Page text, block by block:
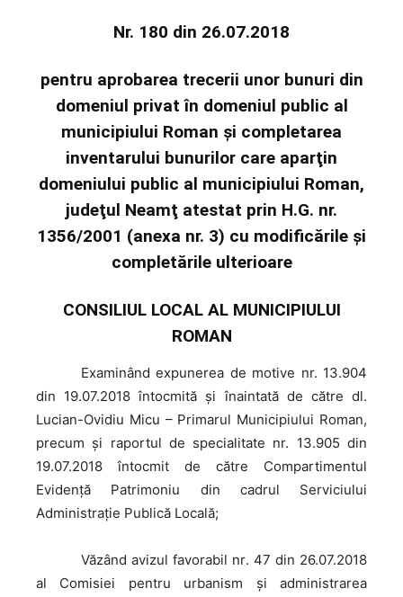
Nr. 180 din 26.07.2018
pentru aprobarea trecerii unor bunuri din
domeniul privat în domeniul public al
municipiului Roman şi completarea
inventarului bunurilor care aparţin
domeniului public al municipiului Roman,
judeţul Neamţ atestat prin H.G. nr.
1356/2001 (anexa nr. 3) cu modificările şi
completările ulterioare
CONSILIUL LOCAL AL MUNICIPIULUI
ROMAN
Examinând expunerea de motive nr. 13.904
din 19.07.2018 întocmită şi înaintată de către dl.
Lucian-Ovidiu Micu – Primarul Municipiului Roman,
precum şi raportul de specialitate nr. 13.905 din
19.07.2018 întocmit de către Compartimentul
Evidenţă Patrimoniu din cadrul Serviciului
Administraţie Publică Locală;
Văzând avizul favorabil nr. 47 din 26.07.2018
al Comisiei pentru urbanism şi administrarea